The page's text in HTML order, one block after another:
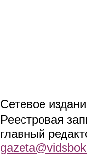
Сетевое
Реестровая
главный